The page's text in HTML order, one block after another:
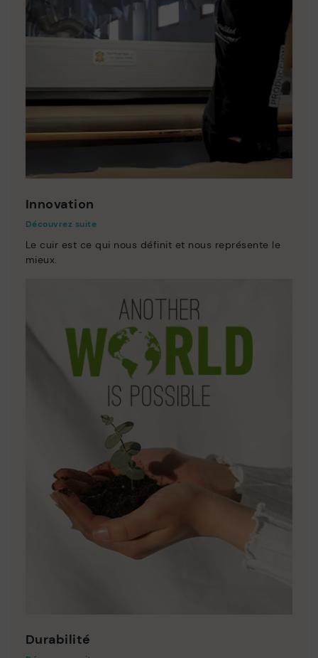
Innovation
Découvrez suite
Le cuir est ce qui nous définit et nous représente le
mieux.
Durabilité